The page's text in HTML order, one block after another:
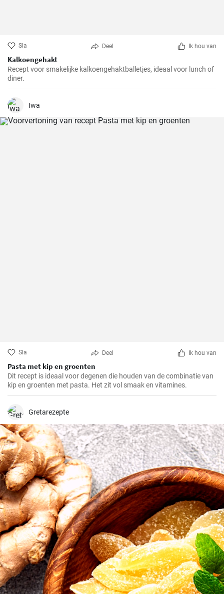
Sla Deel Ik hou van
Kalkoengehakt
Recept voor smakelijke kalkoengehaktballetjes, ideaal voor lunch of
diner.
Iwa
Sla Deel Ik hou van
Pasta met kip en groenten
Dit recept is ideaal voor degenen die houden van de combinatie van
kip en groenten met pasta. Het zit vol smaak en vitamines.
Gretarezepte